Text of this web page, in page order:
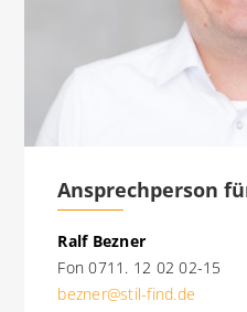
Ansprechperson
Ralf Bezner
Fon 0711. 12 02 02-15
bezner@stil-find.de